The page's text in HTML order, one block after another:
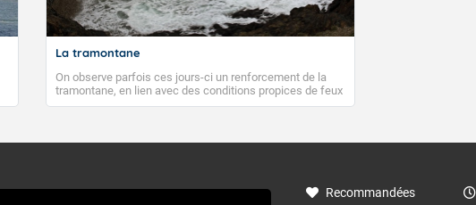
La tramontane
On observe parfois ces jours-ci un renforcement de la
tramontane, en lien avec des conditions propices de feux
de forêt. Mais qu'est-ce que la tramontane ? Quelles sont
à nord-ouest, dans un secteur qui part du Roussillon à la
monts, en allusion aux régions montagneuses d’où
Recommandées